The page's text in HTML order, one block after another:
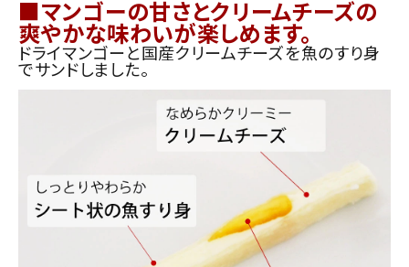
■マンゴーの甘さとクリームチーズの
爽やかな味わいが楽しめます。
ドライマンゴーと国産クリームチーズを魚のすり身
でサンドしました。